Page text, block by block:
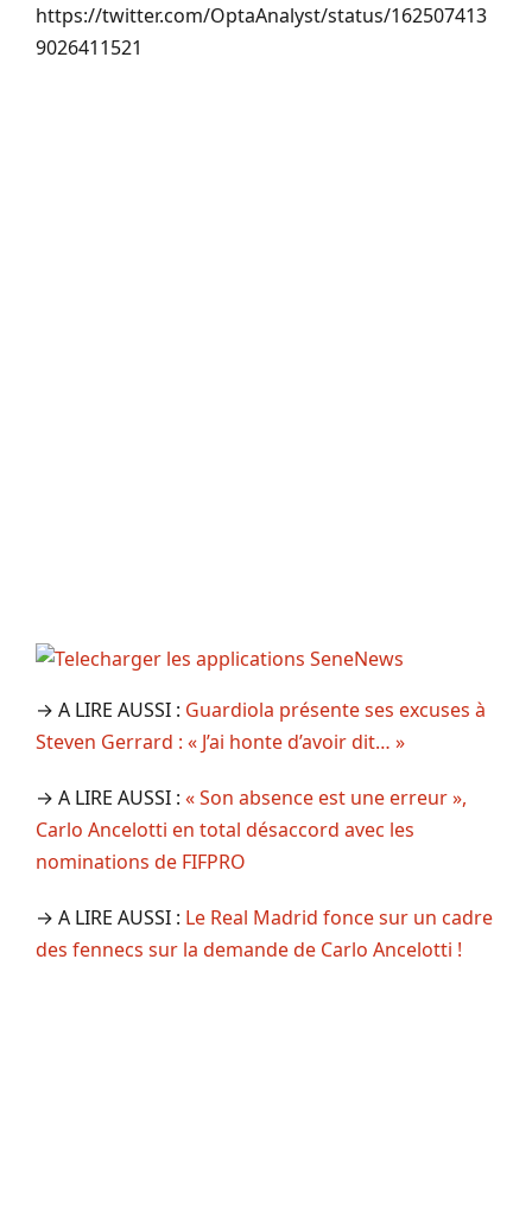
https://twitter.com/OptaAnalyst/status/162507413
9026411521
→ A LIRE AUSSI : Guardiola présente ses excuses à
Steven Gerrard : « J’ai honte d’avoir dit… »
→ A LIRE AUSSI : « Son absence est une erreur »,
Carlo Ancelotti en total désaccord avec les
nominations de FIFPRO
→ A LIRE AUSSI : Le Real Madrid fonce sur un cadre
des fennecs sur la demande de Carlo Ancelotti !